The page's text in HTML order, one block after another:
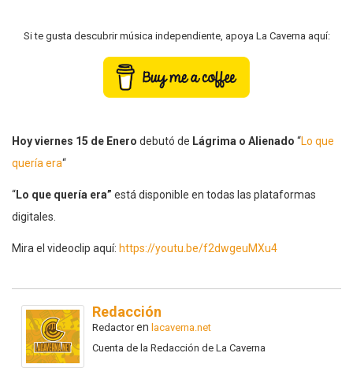
Si te gusta descubrir música independiente, apoya La Caverna aquí:
Hoy viernes 15 de Enero debutó de Lágrima o Alienado “Lo que
quería era“
“Lo que quería era” está disponible en todas las plataformas
digitales.
Mira el videoclip aquí: https://youtu.be/f2dwgeuMXu4
Redacción
Redactoren lacaverna.net
Cuenta de la Redacción de La Caverna